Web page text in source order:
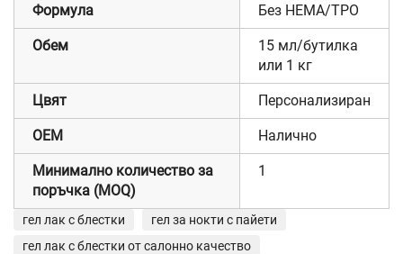
Формула Без HEMA/TPO
Обем
15 мл/бутилка
или 1 кг
Цвят Персонализиран
OEM Налично
Минимално количество за
поръчка (MOQ)
1
гел лак с блестки
гел за нокти с пайети
гел лак с блестки от салонно качество